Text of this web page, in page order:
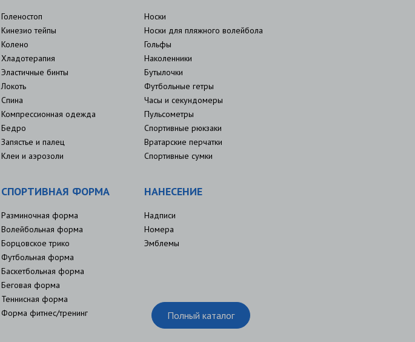
Голеностоп
Кинезио тейпы
Колено
Хладотерапия
Эластичные бинты
Локоть
Спина
Компрессионная одежда
Бедро
Запястье и палец
Клеи и аэрозоли
Носки
Носки для пляжного волейбола
Гольфы
Наколенники
Бутылочки
Футбольные гетры
Часы и секундомеры
Пульсометры
Спортивные рюкзаки
Вратарские перчатки
Спортивные сумки
СПОРТИВНАЯ ФОРМА
Разминочная форма
Волейбольная форма
Борцовское трико
Футбольная форма
Баскетбольная форма
Беговая форма
Теннисная форма
Форма фитнес/тренинг
НАНЕСЕНИЕ
Надписи
Номера
Эмблемы
Полный каталог